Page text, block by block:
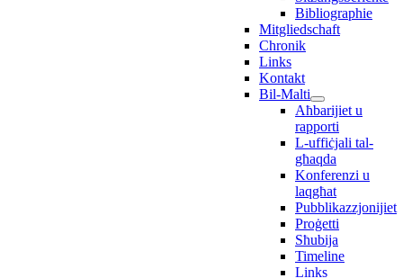
Bibliographie
Mitgliedschaft
Chronik
Links
Kontakt
Bil-Malti
Aħbarijiet u
rapporti
L-uffiċjali tal-
għaqda
Konferenzi u
laqgħat
Pubblikazzjonijiet
Proġetti
Sħubija
Timeline
Links